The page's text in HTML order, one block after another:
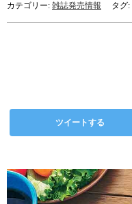
カテゴリー: 雑誌発売情報 タグ:
ツイートする